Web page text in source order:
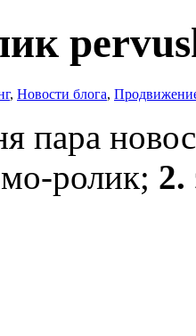
, Новости блога,
пара
ролик; 2.